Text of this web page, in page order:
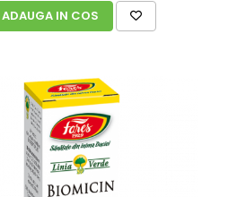
ADAUGA IN COS